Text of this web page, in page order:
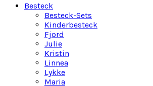
Besteck
Besteck-Sets
Kinderbesteck
Fjord
Julie
Kristin
Linnea
Lykke
Maria